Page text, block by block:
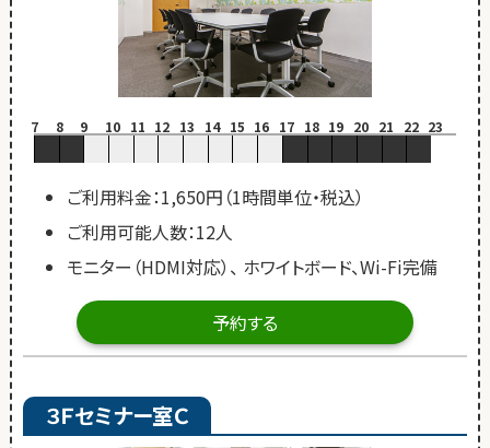
7 8 9 10 11 12 13 14 15 16 17 18 19 20 21 22 23
ご利用料金：1,650円（1時間単位・税込）
ご利用可能人数：12人
モニター（HDMI対応）、 ホワイトボード、Wi-Fi完備
予約する
３Ｆセミナー室Ｃ